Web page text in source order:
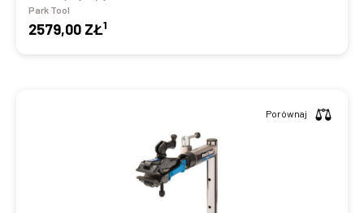
Park Tool
2579,00 ZŁ1
Porównaj